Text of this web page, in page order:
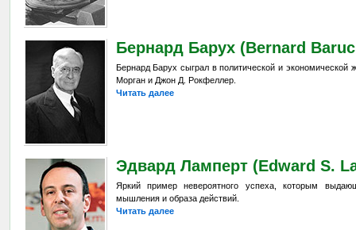
Бернард Барух (Bernard
Бернард Барух сыграл в политической и
Морган и Джон Д. Рокфеллер.
Читать далее
Эдвард Ламперт (Edward S.
Яркий пример невероятного успеха, которым
мышления и образа действий.
Читать далее